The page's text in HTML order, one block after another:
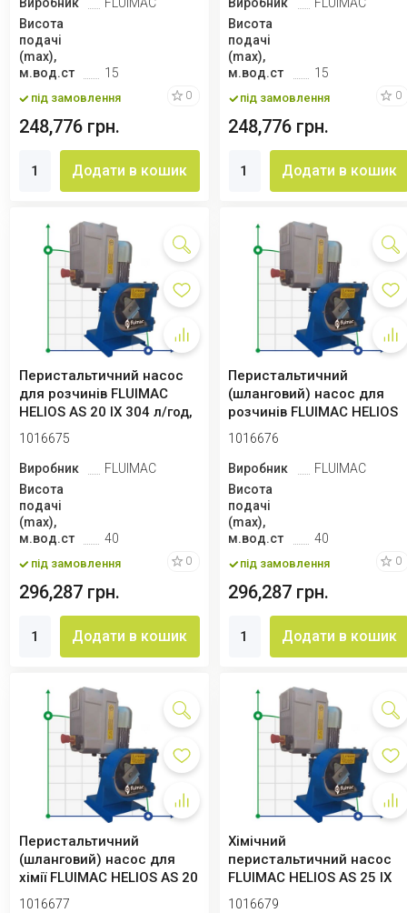
Висота
подачі
(max),
м.вод.ст
15
під замовлення 0
248,776 грн.
Додати в кошик
Висота
подачі
(max),
м.вод.ст
15
під замовлення 0
248,776 грн.
Додати в кошик
Перистальтичний насос
для розчинів FLUIMAC
HELIOS AS 20 IX 304 л/год,
0,18 кВ...
1016675
Виробник
FLUIMAC
Висота
подачі
(max),
м.вод.ст
40
під замовлення 0
296,287 грн.
Додати в кошик
Перистальтичний
(шланговий) насос для
розчинів FLUIMAC HELIOS
AS 20 IX 453 л/...
1016676
Виробник
FLUIMAC
Висота
подачі
(max),
м.вод.ст
40
під замовлення 0
296,287 грн.
Додати в кошик
Перистальтичний
(шланговий) насос для
хімії FLUIMAC HELIOS AS 20
IX 602 л/год...
1016677
Хімічний
перистальтичний насос
FLUIMAC HELIOS AS 25 IX
1344 л/год, 0,55 кВт, ...
1016679